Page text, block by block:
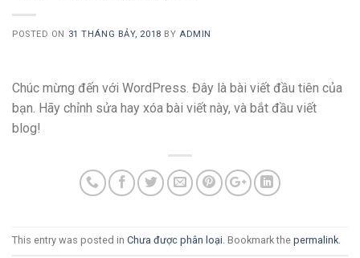
POSTED ON 31 THÁNG BẢY, 2018 BY ADMIN
Chúc mừng đến với WordPress. Đây là bài viết đầu tiên của
bạn. Hãy chỉnh sửa hay xóa bài viết này, và bắt đầu viết
blog!
This entry was posted in Chưa được phân loại . Bookmark the permalink